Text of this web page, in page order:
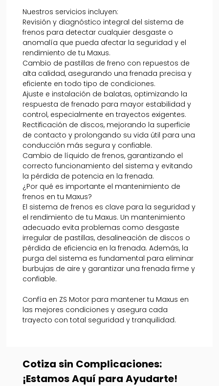
Nuestros servicios incluyen:
Revisión y diagnóstico integral del sistema de
frenos para detectar cualquier desgaste o
anomalía que pueda afectar la seguridad y el
rendimiento de tu Maxus.
Cambio de pastillas de freno con repuestos de
alta calidad, asegurando una frenada precisa y
eficiente en todo tipo de condiciones.
Ajuste e instalación de balatas, optimizando la
respuesta de frenado para mayor estabilidad y
control, especialmente en trayectos exigentes.
Rectificación de discos, mejorando la superficie
de contacto y prolongando su vida útil para una
conducción más segura y confiable.
Cambio de líquido de frenos, garantizando el
correcto funcionamiento del sistema y evitando
la pérdida de potencia en la frenada.
¿Por qué es importante el mantenimiento de
frenos en tu Maxus?
El sistema de frenos es clave para la seguridad y
el rendimiento de tu Maxus. Un mantenimiento
adecuado evita problemas como desgaste
irregular de pastillas, desalineación de discos o
pérdida de eficiencia en la frenada. Además, la
purga del sistema es fundamental para eliminar
burbujas de aire y garantizar una frenada firme y
confiable.
Confía en ZS Motor para mantener tu Maxus en
las mejores condiciones y asegura cada
trayecto con total seguridad y tranquilidad.
Cotiza sin Complicaciones:
¡Estamos Aquí para Ayudarte!